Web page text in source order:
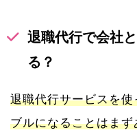
退職代行で会社
る？
退職代行サービスを
ブルになることはま